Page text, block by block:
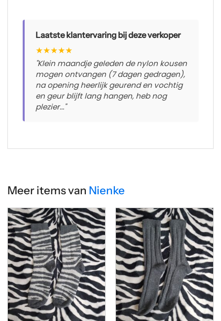
Laatste klantervaring bij deze verkoper
★★★★★
"Klein maandje geleden de nylon kousen
mogen ontvangen (7 dagen gedragen),
na opening heerlijk geurend en vochtig
en geur blijft lang hangen, heb nog
plezier..."
Meer items van Nienke